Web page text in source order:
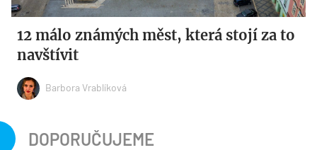
12 málo známých měst, která stojí za to
navštívit
Barbora Vrablíková
DOPORUČUJEME